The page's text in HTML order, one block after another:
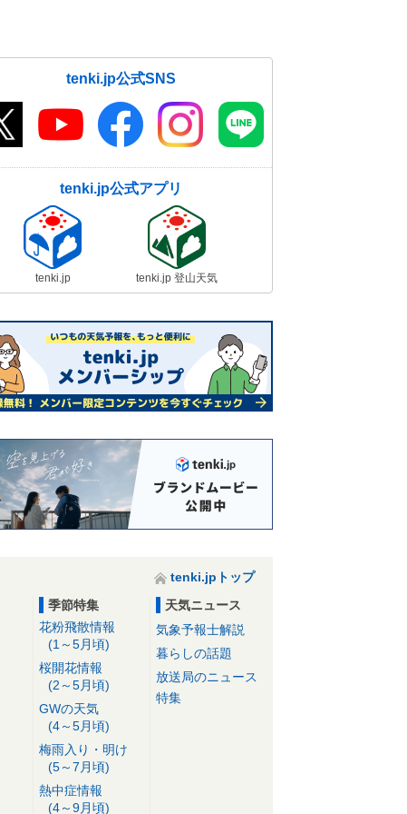
30日10:39
やかな晴天 大晦日～元日は風が強
め 山沿いは雪
大晦日から元日 北海道や東北、北
陸で雪が強まる 吹雪も 交通への
影響大
30日07:09
30日 日中は広く晴れ 日本海側の
は落雪など注意
30日05:50
tenki.jp公式SNS
tenki.jp公式アプリ
tenki.jp tenki.jp 登山天気
tenki.jpトップ
季節特集
花粉飛散情報
(1～5月頃)
桜開花情報
(2～5月頃)
GWの天気
(4～5月頃)
梅雨入り・明け
(5～7月頃)
熱中症情報
(4～9月頃)
天気ニュース
気象予報士解説
暮らしの話題
放送局のニュース
特集